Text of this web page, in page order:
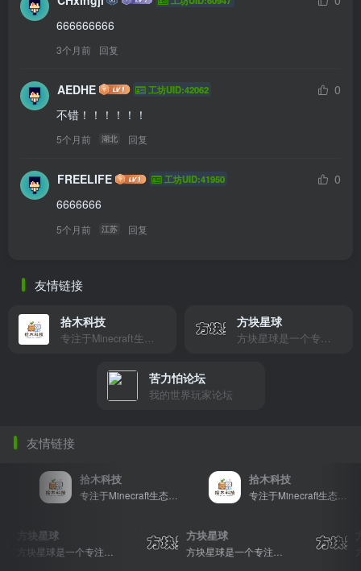
666666666
3个月前 回复
AEDHE 工坊UID:42062
0
不错！！！！！！
5个月前 湖北 回复
FREELIFE 工坊UID:41950
0
6666666
5个月前 江苏 回复
友情链接
拾木科技
专注于Minecraft生态建设
方块星球
方块星球是一个专注于我的世界的中文论坛，提供丰富的资源分享、玩家交流和创意展示，包括地图、皮肤、数据包等内容，打造Minecraft玩家的专属社区乐园！
苦力怕论坛
我的世界玩家论坛
友情链接
拾木科技
专注于Minecraft生态建设
拾木科技
专注于Minecraft生态建设
方块星球 方块星球